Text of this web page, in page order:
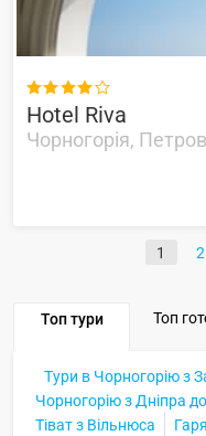

Hotel Riva
Чорногорія,
1 2
Топ тури Топ
Тури в Чорногорію з
Чорногорію з Дніпра до
Тіват з Вільнюса